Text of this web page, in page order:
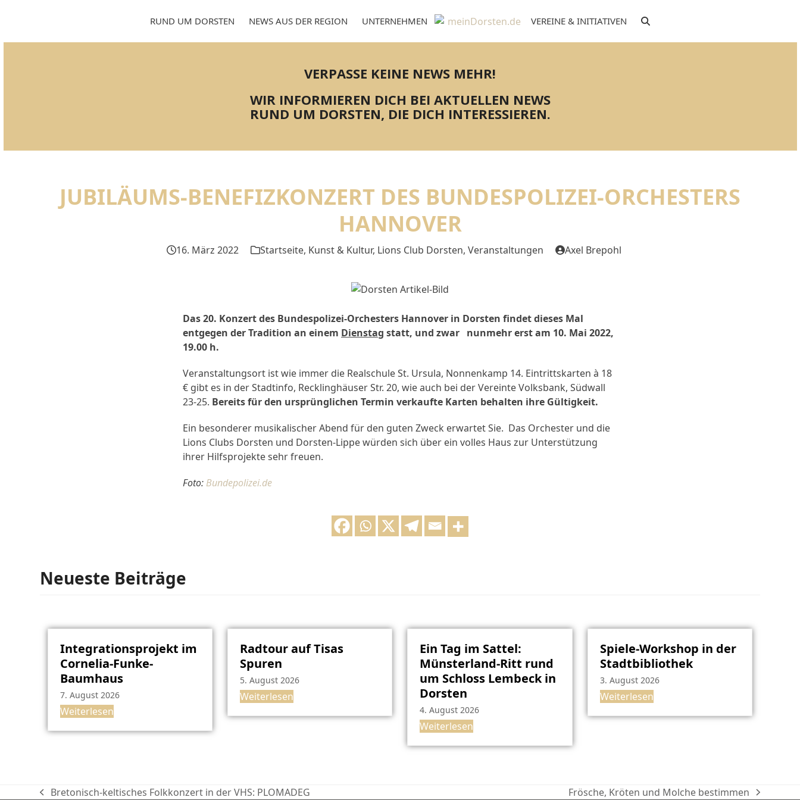
RUND UM DORSTEN NEWS AUS DER REGION UNTERNEHMEN VEREINE & INITIATIVEN
VERPASSE KEINE NEWS MEHR!
WIR INFORMIEREN DICH BEI AKTUELLEN NEWS
RUND UM DORSTEN, DIE DICH INTERESSIEREN.
JUBILÄUMS-BENEFIZKONZERT DES BUNDESPOLIZEI-ORCHESTERS
HANNOVER
16. März 2022 Startseite, Kunst & Kultur, Lions Club Dorsten, Veranstaltungen Axel Brepohl
Das 20. Konzert des Bundespolizei-Orchesters Hannover in Dorsten findet dieses Mal
entgegen der Tradition an einem Dienstag statt, und zwar nunmehr erst am 10. Mai 2022,
19.00 h.
Veranstaltungsort ist wie immer die Realschule St. Ursula, Nonnenkamp 14. Eintrittskarten à 18
€ gibt es in der Stadtinfo, Recklinghäuser Str. 20, wie auch bei der Vereinte Volksbank, Südwall
23-25. Bereits für den ursprünglichen Termin verkaufte Karten behalten ihre Gültigkeit.
Ein besonderer musikalischer Abend für den guten Zweck erwartet Sie. Das Orchester und die
Lions Clubs Dorsten und Dorsten-Lippe würden sich über ein volles Haus zur Unterstützung
ihrer Hilfsprojekte sehr freuen.
Foto: Bundepolizei.de
Neueste Beiträge
Integrationsprojekt im
Cornelia-Funke-
Baumhaus
7. August 2026
Weiterlesen
Radtour auf Tisas
Spuren
5. August 2026
Weiterlesen
Ein Tag im Sattel:
Münsterland-Ritt rund
um Schloss Lembeck in
Dorsten
4. August 2026
Weiterlesen
Spiele-Workshop in der
Stadtbibliothek
3. August 2026
Weiterlesen
Bretonisch-keltisches Folkkonzert in der VHS: PLOMADEG Frösche, Kröten und Molche bestimmen